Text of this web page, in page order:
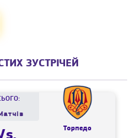
ЗУСТРІЧЕЙ
Торпедо